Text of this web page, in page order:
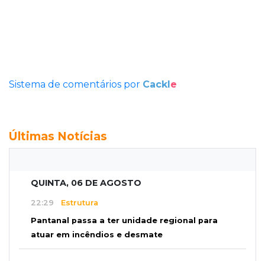
Sistema de comentários por Cackle
Últimas Notícias
QUINTA, 06 DE AGOSTO
22:29 Estrutura
Pantanal passa a ter unidade regional para
atuar em incêndios e desmate